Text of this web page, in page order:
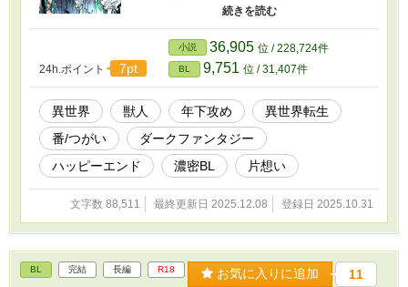
が未熟だったので、完璧になるまでは会わなく
りと忘れていたのだが、二年後に見違えるよう
に成長したディーノが現れて―― 幼馴染みラブ
やミステリアスな双子も入り混じっての恋愛メ
インなダークファンタジーです。
24h.ポイント 7pt
小説 36,905 位 / 228,724件
BL 9,751 位 / 31,407件
異世界 獣人 年下攻め
異世界転生
番/つがい
ダークファンタジー
ハッピーエンド
濃密BL 片想い
文字数 88,511 最終更新日 2025.12.08 登録日 2025.10.31
BL 完結 長編 R18 お気に入りに追加 11